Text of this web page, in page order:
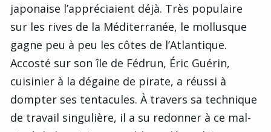
japonaise l’appréciaient déjà. Très populaire
sur les rives de la Méditerranée, le mollusque
gagne peu à peu les côtes de l’Atlantique.
Accosté sur son île de Fédrun, Éric Guérin,
cuisinier à la dégaine de pirate, a réussi à
dompter ses tentacules. À travers sa technique
de travail singulière, il a su redonner à ce mal-